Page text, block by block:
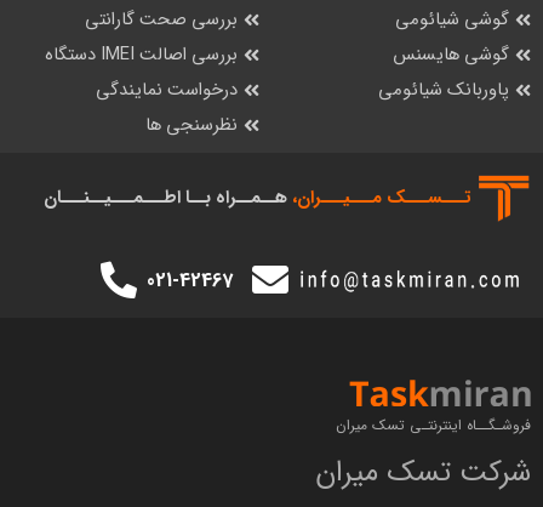
گوشی شیائومی
گوشی هایسنس
پاوربانک شیائومی
بررسی صحت گارانتی
بررسی اصالت IMEI دستگاه
درخواست نمایندگی
نظرسنجی ها
تـــســـک‌ مـــیـــران، هــمــراه بــا اطـــمـــیــنـــان
021-42467
فروشـگــاه اینترنتـی تسک میران
شرکت تسک میران